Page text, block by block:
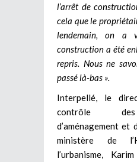
l’arrêt de
cela que le
lendemain, on a
construction a été
repris. Nous ne
passé là-bas ».
Interpellé, le
contrôle
d’aménagement
ministère de
l’urbanisme,